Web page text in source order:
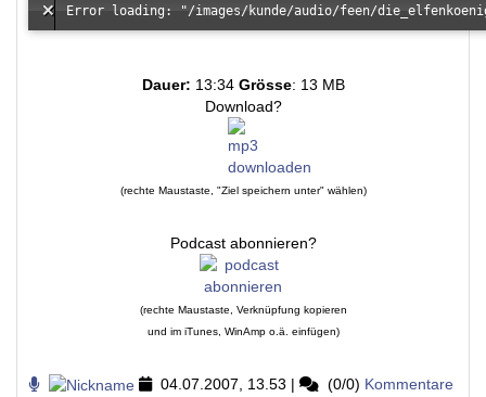
Dauer: 13:34 Grösse: 13 MB
Download?
(rechte Maustaste, "Ziel speichern unter" wählen)
Podcast abonnieren?
(rechte Maustaste, Verknüpfung kopieren
und im iTunes, WinAmp o.ä. einfügen)
04.07.2007, 13.53 | (0/0) Kommentare